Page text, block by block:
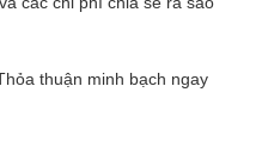
thuận minh bạch ngay